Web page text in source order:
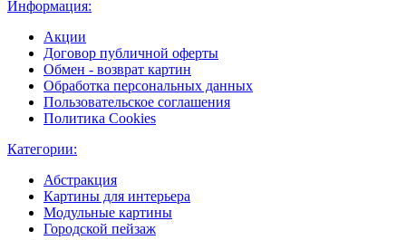
Информация:
Акции
Договор публичной оферты
Обмен - возврат картин
Обработка персональных данных
Пользовательское соглашения
Политика Cookies
Категории:
Абстракция
Картины для интерьера
Модульные картины
Городской пейзаж